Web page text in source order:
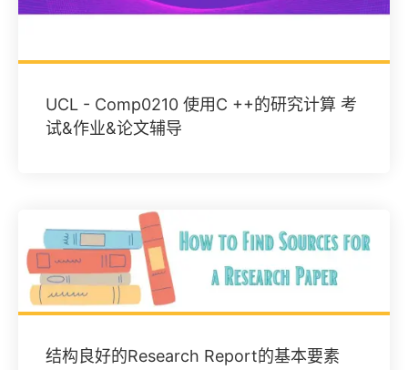
UCL - Comp0210 使用C ++的研究计算 考
试&作业&论文辅导
​结构良好的Research Report的基本要素